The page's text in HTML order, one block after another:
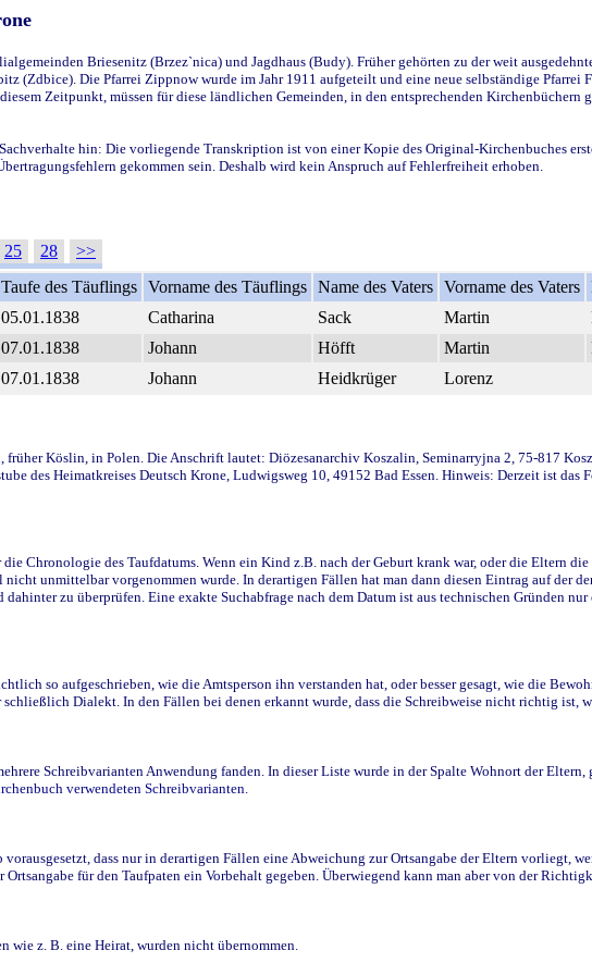
Briesenitz (Brzez`nica) und Jagdhaus (Budy). Früher gehörten zu der weit
(Zdbice). Die Pfarrei Zippnow wurde im Jahr 1911 aufgeteilt und eine neue selbständige
Zeitpunkt, müssen für diese ländlichen Gemeinden, in den entsprechenden Kirchenbüchern
hin: Die vorliegende Transkription ist von einer Kopie des Original-Kirchenbuches
gekommen sein. Deshalb wird kein Anspruch auf Fehlerfreiheit erhoben.
25 28
>>
Taufe des Täuflings Vorname des Täuflings Name des Vaters Vorname des Vaters
05.01.1838 Catharina Sack Martin
07.01.1838 Johann Höfft Martin
07.01.1838 Johann Heidkrüger Lorenz
Köslin, in Polen. Die Anschrift lautet: Diözesanarchiv Koszalin, Seminarryjna 2, 75-817
des Heimatkreises Deutsch Krone, Ludwigsweg 10, 49152 Bad Essen. Hinweis: Derzeit ist das
Chronologie des Taufdatums. Wenn ein Kind z.B. nach der Geburt krank war, oder die Eltern
unmittelbar vorgenommen wurde. In derartigen Fällen hat man dann diesen Eintrag auf der
zu überprüfen. Eine exakte Suchabfrage nach dem Datum ist aus technischen Gründen
so aufgeschrieben, wie die Amtsperson ihn verstanden hat, oder besser gesagt, wie die
Dialekt. In den Fällen bei denen erkannt wurde, dass die Schreibweise nicht richtig ist,
Schreibvarianten Anwendung fanden. In dieser Liste wurde in der Spalte Wohnort der Eltern,
verwendeten Schreibvarianten.
dass nur in derartigen Fällen eine Abweichung zur Ortsangabe der Eltern vorliegt,
für den Taufpaten ein Vorbehalt gegeben. Überwiegend kann man aber von der
wie z. B. eine Heirat, wurden nicht übernommen.